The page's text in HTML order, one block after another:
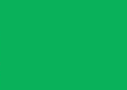
Environment and